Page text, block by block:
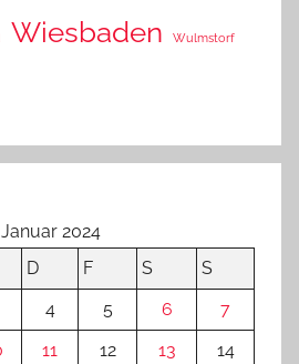
Wiesbaden Wulmstorf
Januar 2024
D F S
S
4 5 6
7
11 12 13
14